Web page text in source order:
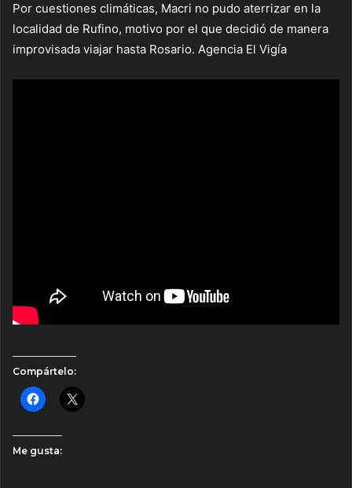
Por cuestiones climáticas, Macri no pudo aterrizar en la
localidad de Rufino, motivo por el que decidió de manera
improvisada viajar hasta Rosario. Agencia El Vigía
Compártelo:
Me gusta: